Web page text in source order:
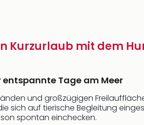
Kurzurlaub mit dem
Tage am Meer
und großzügigen
sich auf tierische Begleitung
spontan einchecken.